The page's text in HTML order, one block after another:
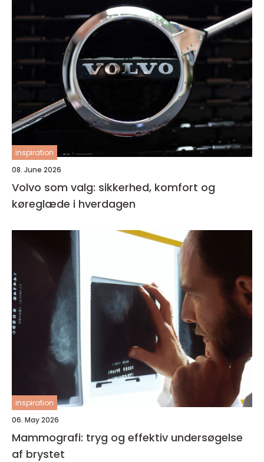
inspiration
08. June 2026
Volvo som valg: sikkerhed, komfort og
køreglæde i hverdagen
inspiration
06. May 2026
Mammografi: tryg og effektiv undersøgelse
af brystet